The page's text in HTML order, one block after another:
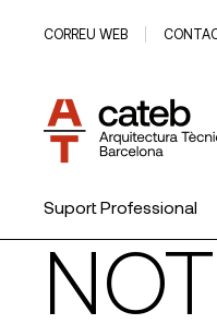
CORREU WEB
Suport Professional
El Col·legi